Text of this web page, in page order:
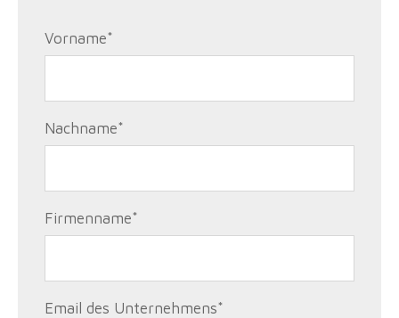
Vorname*
Nachname*
Firmenname*
Email des Unternehmens*